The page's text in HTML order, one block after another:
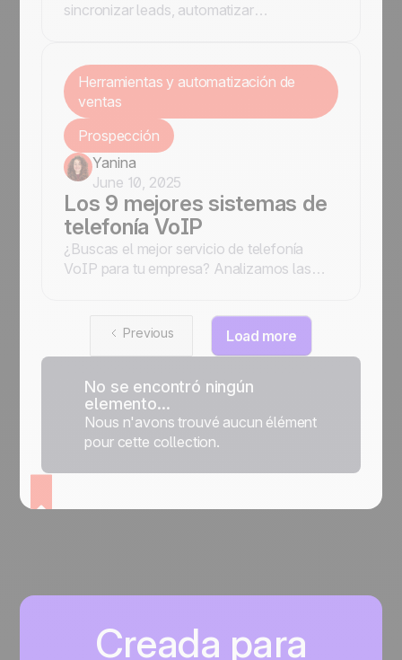
sincronizar leads, automatizar
Herramientas y automatización de
ventas
Prospección
Yanina
June 10, 2025
Los 9 mejores sistemas de
telefonía VoIP
¿Buscas el mejor servicio de telefonía
VoIP para tu empresa? Analizamos las
Previous Load more
No se encontró ningún
elemento...
Nous n'avons trouvé aucun élément
pour cette collection.
Creada para